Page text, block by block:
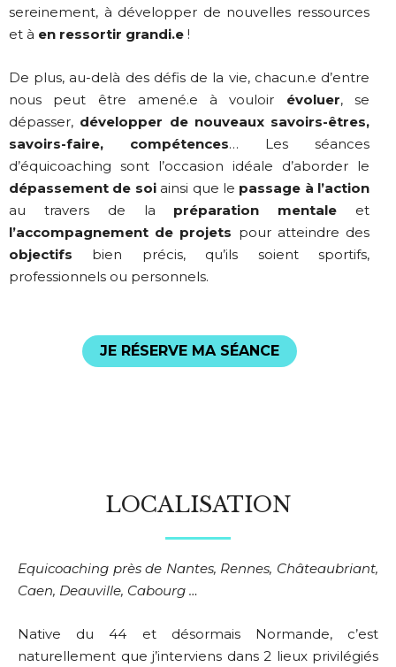
sereinement, à développer de nouvelles ressources
et à en ressortir grandi.e !
De plus, au-delà des défis de la vie, chacun.e d’entre
nous peut être amené.e à vouloir évoluer, se
dépasser, développer de nouveaux savoirs-êtres,
savoirs-faire, compétences… Les séances
d’équicoaching sont l’occasion idéale d’aborder le
dépassement de soiainsi que le passage à l’action
au travers de la préparation mentale et
l’accompagnement de projets pour atteindre des
objectifs bien précis, qu’ils soient sportifs,
professionnels ou personnels.
JE RÉSERVE MA SÉANCE
LOCALISATION
Equicoaching près de Nantes, Rennes, Châteaubriant,
Caen, Deauville, Cabourg …
Native du 44 et désormais Normande, c’est
naturellement que j’interviens dans 2 lieux privilégiés